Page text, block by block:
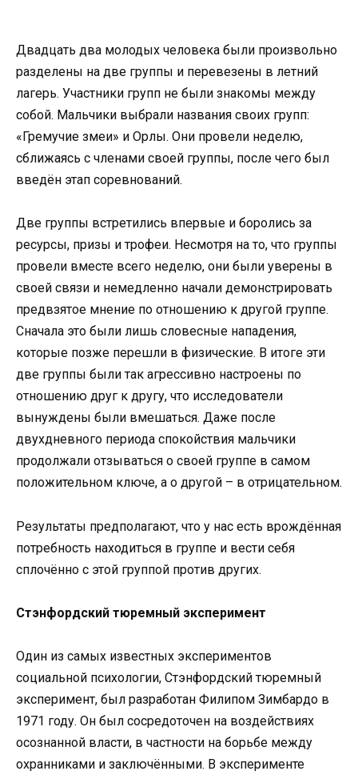
Двадцать два молодых человека были произвольно
разделены на две группы и перевезены в летний
лагерь. Участники групп не были знакомы между
собой. Мальчики выбрали названия своих групп:
«Гремучие змеи» и Орлы. Они провели неделю,
сближаясь с членами своей группы, после чего был
введён этап соревнований.
Две группы встретились впервые и боролись за
ресурсы, призы и трофеи. Несмотря на то, что группы
провели вместе всего неделю, они были уверены в
своей связи и немедленно начали демонстрировать
предвзятое мнение по отношению к другой группе.
Сначала это были лишь словесные нападения,
которые позже перешли в физические. В итоге эти
две группы были так агрессивно настроены по
отношению друг к другу, что исследователи
вынуждены были вмешаться. Даже после
двухдневного периода спокойствия мальчики
продолжали отзываться о своей группе в самом
положительном ключе, а о другой – в отрицательном.
Результаты предполагают, что у нас есть врождённая
потребность находиться в группе и вести себя
сплочённо с этой группой против других.
Стэнфордский тюремный эксперимент
Один из самых известных экспериментов
социальной психологии, Стэнфордский тюремный
эксперимент, был разработан Филипом Зимбардо в
1971 году. Он был сосредоточен на воздействиях
осознанной власти, в частности на борьбе между
охранниками и заключёнными. В эксперименте